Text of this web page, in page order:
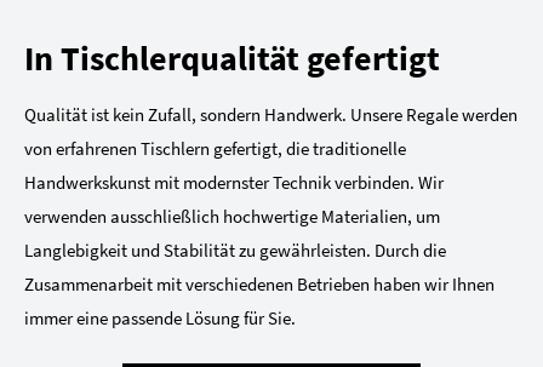
In Tischlerqualität gefertigt
Qualität ist kein Zufall, sondern Handwerk. Unsere Regale werden
von erfahrenen Tischlern gefertigt, die traditionelle
Handwerkskunst mit modernster Technik verbinden. Wir
verwenden ausschließlich hochwertige Materialien, um
Langlebigkeit und Stabilität zu gewährleisten. Durch die
Zusammenarbeit mit verschiedenen Betrieben haben wir Ihnen
immer eine passende Lösung für Sie.